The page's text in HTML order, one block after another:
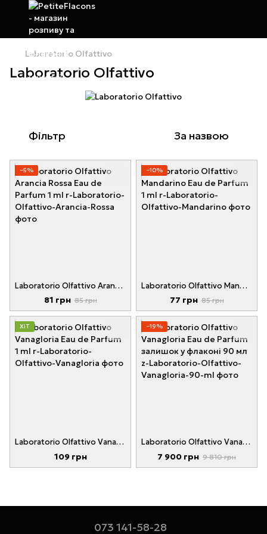
Laboratorio Olfattivo
Laboratorio Olfattivo
Фільтр За назвою
−5%
Laboratorio Olfattivo Arancia Rossa Eau de Parfum 1 ml
81 грн 85 грн
−10%
Laboratorio Olfattivo Mandarino Eau de Parfum 1 ml
77 грн 85 грн
ХІТ
Laboratorio Olfattivo Vanagloria Eau de Parfum 1 ml
109 грн
−19%
Laboratorio Olfattivo Vanagloria Eau de Parfum залишок у флаконі 90 мл
7 900 грн 9 810 грн
073 141-58-28